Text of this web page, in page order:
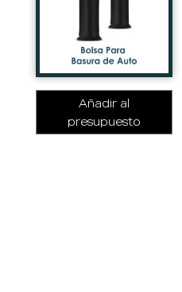
Añadir al
presupuesto